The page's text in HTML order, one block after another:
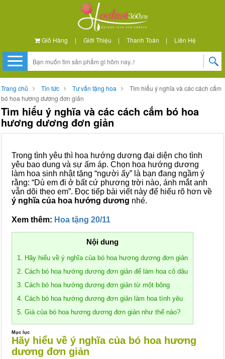
Giỏ Hàng | Giới Thiệu | Thanh Toán | Liên Hệ
Trang chủ Tin tức Tư vấn tặng hoa
Tìm hiểu ý nghĩa và các cách cắm
bó hoa hương dương đơn giản
Tìm hiểu ý nghĩa và các cách cắm bó hoa
hương dương đơn giản
Trong tình yêu thì hoa hướng dương đại diện cho tình
yêu bao dung và sự ấm áp. Chọn hoa hướng dương
làm hoa sinh nhật tặng “người ấy” là bạn đang ngầm ý
rằng: “Dù em đi ở bất cứ phương trời nào, ánh mắt anh
vẫn dõi theo em”. Đọc tiếp bài viết này để hiểu rõ hơn về
ý nghĩa của hoa hướng dương nhé.
Xem thêm: Hoa tặng 20/11
Nội dung
1. Hãy hiểu về ý nghĩa của bó hoa hương dương đơn giản
2. Cách bó hoa hướng dương đơn giản để làm hoa cô dâu
3. Cách bó hoa hướng dương đơn giản từ một bông
4. Cách bó hoa hướng dương đơn giản làm hoa tình yêu
5. Giá của bó hoa hương dương đơn giản như thế nào?
Mục lục
Hãy hiểu về ý nghĩa của bó hoa hương
dương đơn giản